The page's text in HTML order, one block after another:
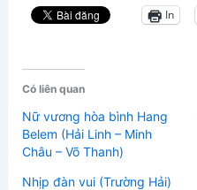
In
Có liên quan
Nữ vương hòa bình Hang
Belem (Hải Linh – Minh
Châu – Võ Thanh)
Nhịp đàn vui (Trường Hải)